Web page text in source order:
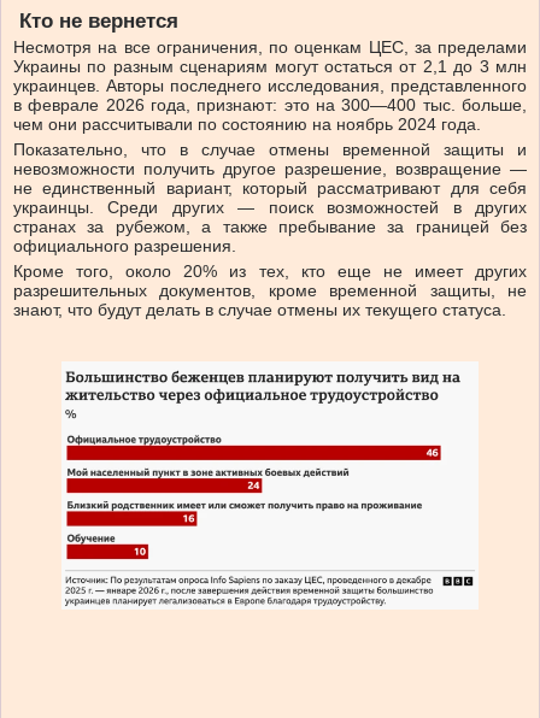
Кто не вернется
Несмотря на все ограничения, по оценкам ЦЕС, за пределами
Украины по разным сценариям могут остаться от 2,1 до 3 млн
украинцев. Авторы последнего исследования, представленного
в феврале 2026 года, признают: это на 300—400 тыс. больше,
чем они рассчитывали по состоянию на ноябрь 2024 года.
Показательно, что в случае отмены временной защиты и
невозможности получить другое разрешение, возвращение —
не единственный вариант, который рассматривают для себя
украинцы. Среди других — поиск возможностей в других
странах за рубежом, а также пребывание за границей без
официального разрешения.
Кроме того, около 20% из тех, кто еще не имеет других
разрешительных документов, кроме временной защиты, не
знают, что будут делать в случае отмены их текущего статуса.